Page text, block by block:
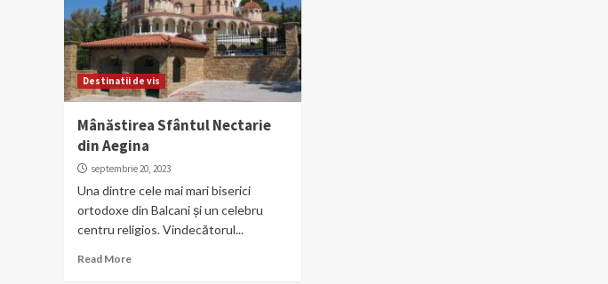
Destinatii de vis
Mânăstirea Sfântul Nectarie
din Aegina
septembrie 20, 2023
Una dintre cele mai mari biserici
ortodoxe din Balcani și un celebru
centru religios. Vindecătorul...
Read More